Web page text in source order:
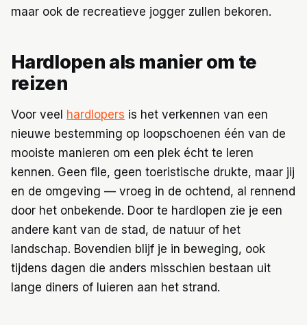
maar ook de recreatieve jogger zullen bekoren.
Hardlopen als manier om te
reizen
Voor veel hardlopers is het verkennen van een
nieuwe bestemming op loopschoenen één van de
mooiste manieren om een plek écht te leren
kennen. Geen file, geen toeristische drukte, maar jij
en de omgeving — vroeg in de ochtend, al rennend
door het onbekende. Door te hardlopen zie je een
andere kant van de stad, de natuur of het
landschap. Bovendien blijf je in beweging, ook
tijdens dagen die anders misschien bestaan uit
lange diners of luieren aan het strand.